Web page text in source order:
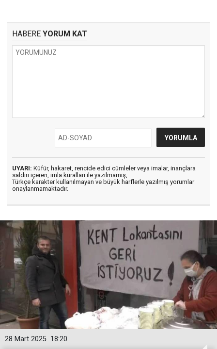
HABERE YORUM KAT
UYARI: Küfür, hakaret, rencide edici cümleler veya imalar, inançlara
saldırı içeren, imla kuralları ile yazılmamış,
Türkçe karakter kullanılmayan ve büyük harflerle yazılmış yorumlar
onaylanmamaktadır.
18:20
28 Mart 2025